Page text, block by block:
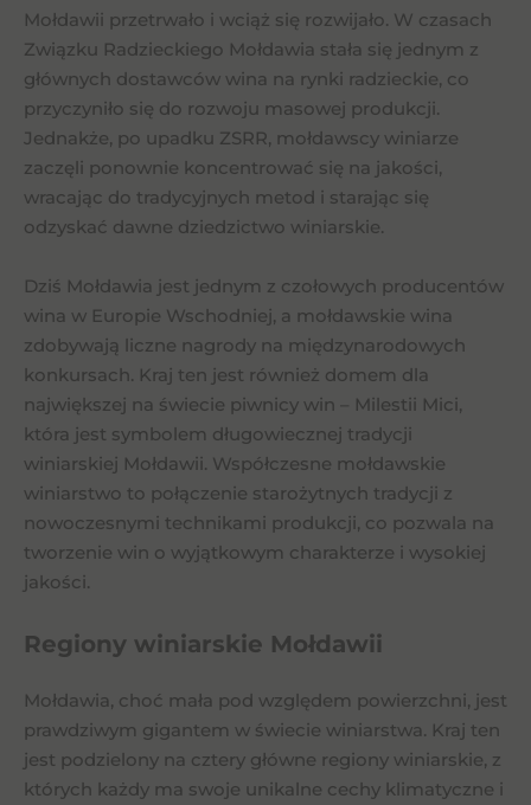
Mołdawii przetrwało i wciąż się rozwijało. W czasach
Związku Radzieckiego Mołdawia stała się jednym z
głównych dostawców wina na rynki radzieckie, co
przyczyniło się do rozwoju masowej produkcji.
Jednakże, po upadku ZSRR, mołdawscy winiarze
zaczęli ponownie koncentrować się na jakości,
wracając do tradycyjnych metod i starając się
odzyskać dawne dziedzictwo winiarskie.
Dziś Mołdawia jest jednym z czołowych producentów
wina w Europie Wschodniej, a mołdawskie wina
zdobywają liczne nagrody na międzynarodowych
konkursach. Kraj ten jest również domem dla
największej na świecie piwnicy win – Milestii Mici,
która jest symbolem długowiecznej tradycji
winiarskiej Mołdawii. Współczesne mołdawskie
winiarstwo to połączenie starożytnych tradycji z
nowoczesnymi technikami produkcji, co pozwala na
tworzenie win o wyjątkowym charakterze i wysokiej
jakości.
Regiony winiarskie Mołdawii
Mołdawia, choć mała pod względem powierzchni, jest
prawdziwym gigantem w świecie winiarstwa. Kraj ten
jest podzielony na cztery główne regiony winiarskie, z
których każdy ma swoje unikalne cechy klimatyczne i